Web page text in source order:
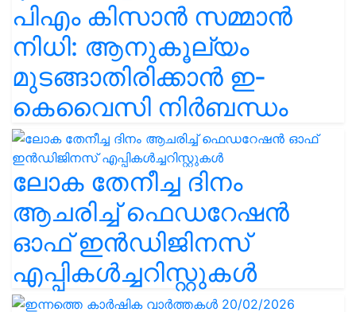
പിഎം കിസാൻ സമ്മാൻ
നിധി: ആനുകൂല്യം
മുടങ്ങാതിരിക്കാൻ ഇ-
കെവൈസി നിർബന്ധം
ലോക തേനീച്ച ദിനം
ആചരിച്ച് ഫെഡറേഷൻ
ഓഫ് ഇൻഡിജിനസ്
എപ്പികൾച്ചറിസ്റ്റുകൾ